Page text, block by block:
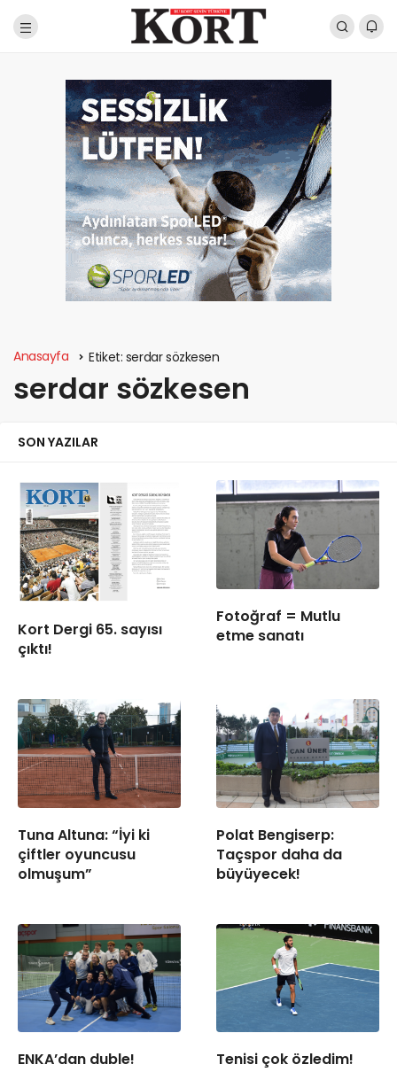
Anasayfa Etiket: serdar sözkesen
serdar sözkesen
SON YAZILAR
Kort Dergi 65. sayısı
çıktı!
Fotoğraf = Mutlu
etme sanatı
Tuna Altuna: “İyi ki
çiftler oyuncusu
olmuşum”
Polat Bengiserp:
Taçspor daha da
büyüyecek!
ENKA’dan duble! Tenisi çok özledim!